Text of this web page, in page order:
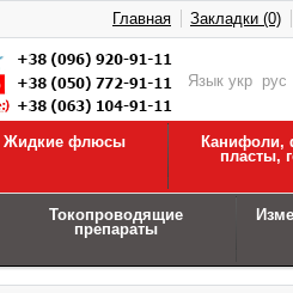
Язык укр рус
Главная Закладки (0)
Жидкие флюсы
Канифоли,
пласты,
Токопроводящие
препараты